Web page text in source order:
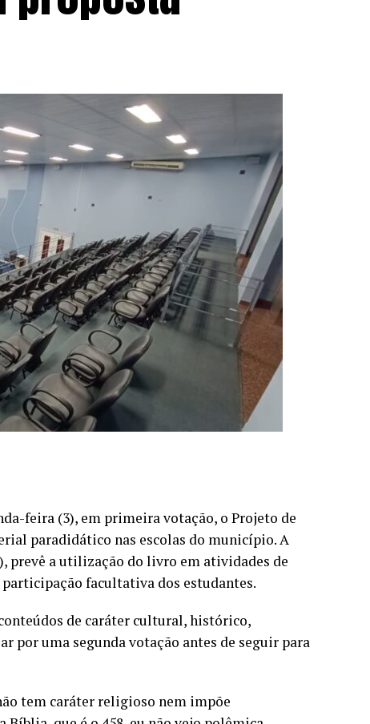
feira (3), em primeira votação, o Projeto de
paradidático nas escolas do município. A
prevê a utilização do livro em atividades de
facultativa dos estudantes.
de caráter cultural, histórico,
por uma segunda votação antes de seguir para
tem caráter religioso nem impõe